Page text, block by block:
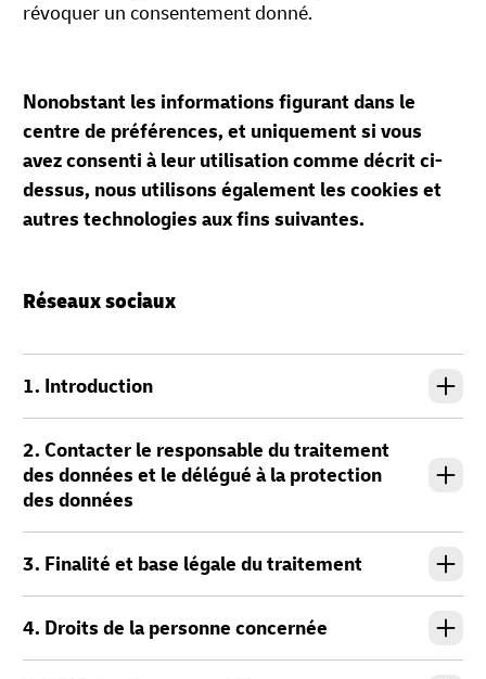
révoquer un consentement donné.
Nonobstant les informations figurant dans le
centre de préférences, et uniquement si vous
avez consenti à leur utilisation comme décrit ci-
dessus, nous utilisons également les cookies et
autres technologies aux fins suivantes.
Réseaux sociaux
1. Introduction
2. Contacter le responsable du traitement
des données et le délégué à la protection
des données
3. Finalité et base légale du traitement
4. Droits de la personne concernée